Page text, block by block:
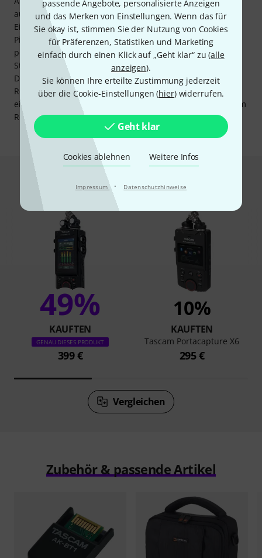
passende Angebote, personalisierte Anzeigen
und das Merken von Einstellungen. Wenn das für
Sie okay ist, stimmen Sie der Nutzung von Cookies
für Präferenzen, Statistiken und Marketing
einfach durch einen Klick auf „Geht klar“ zu (alle
anzeigen).
Sie können Ihre erteilte Zustimmung jederzeit
über die Cookie-Einstellungen (hier) widerrufen.
Geht klar
Cookies ablehnen Weitere Infos
Impressum · Datenschutzhinweise
aus. Auf der linken Seite befindet sich ein externer Line-
Eingang im Miniklinkenformat, über den eine Kamera-
Pilotspur mit aufzeichnen kann. Der direkt daneben
positionierte Line-Ausgang im gleichen Format leitet die
Stereosumme des Portacapture X8 an eine Kamera weiter.
Den Pegel für diesen Ausgang stellt man im Menü des
Rekorders ein. Ebenfalls auf der linken Seite befindet sich
ein Kopfhörerausgang zur Aufnahmeüberwachung mit dem
Rekorder.
Das kauften Kunden, die sich dieses
Produkt angesehen haben
49%
KAUFTEN
GENAU DIESES PRODUKT
399 €
10%
KAUFTEN
Tascam Portacapture X6
295 €
Vergleichen
Zubehör & passende Artikel